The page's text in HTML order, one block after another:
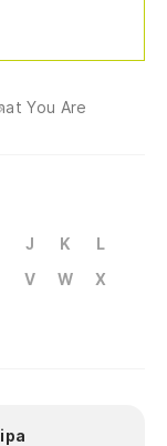
You Are
J K
L
V W
X